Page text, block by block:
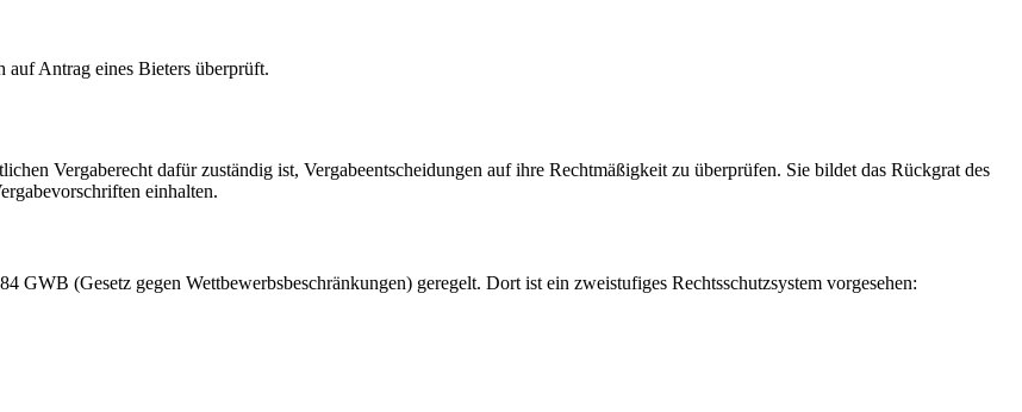
auf Antrag eines Bieters überprüft.
Vergaberecht dafür zuständig ist, Vergabeentscheidungen auf ihre Rechtmäßigkeit zu überprüfen. Sie bildet das Rückgrat des
einhalten.
(Gesetz gegen Wettbewerbsbeschränkungen) geregelt. Dort ist ein zweistufiges Rechtsschutzsystem vorgesehen: